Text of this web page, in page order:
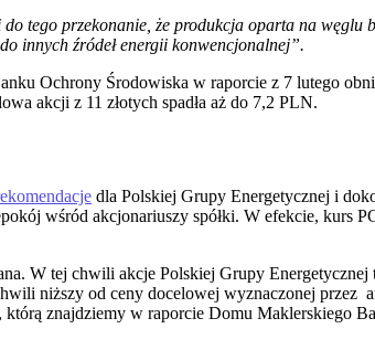
do tego przekonanie, że produkcja oparta na węglu
innych źródeł energii konwencjonalnej”.
Ochrony Środowiska w raporcie z 7 lutego
akcji z 11 złotych spadła aż do 7,2 PLN.
dla Polskiej Grupy Energetycznej i
wśród akcjonariuszy spółki. W efekcie, kurs
W tej chwili akcje Polskiej Grupy Energetycznej
niższy od ceny docelowej wyznaczonej przez
znajdziemy w raporcie Domu Maklerskiego